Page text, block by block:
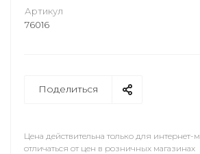
Артикул
76016
Поделиться
Цена действительна только для интернет-
отличаться от цен в розничных магазинах